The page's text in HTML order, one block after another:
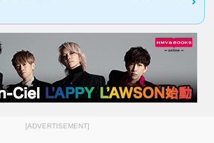
[ADVERTISEMENT]